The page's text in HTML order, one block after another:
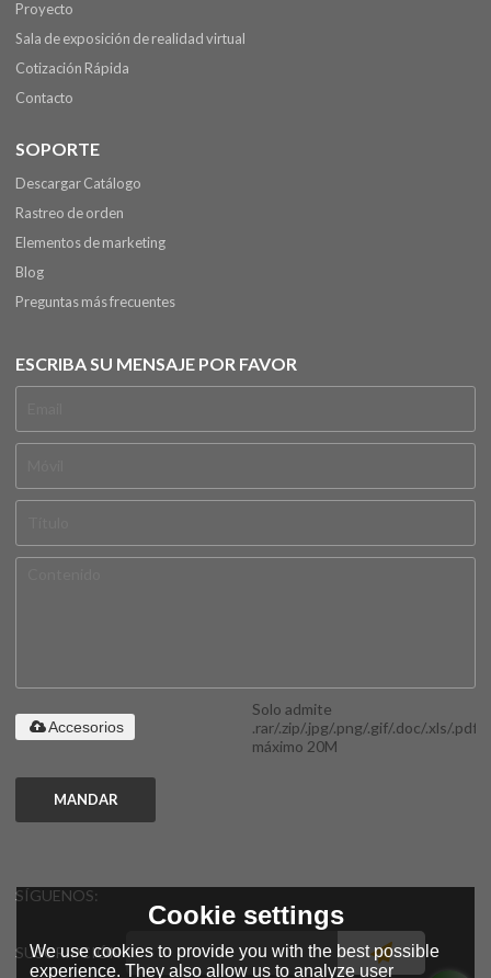
Proyecto
Sala de exposición de realidad virtual
Cotización Rápida
Contacto
SOPORTE
Descargar Catálogo
Rastreo de orden
Elementos de marketing
Blog
Preguntas más frecuentes
ESCRIBA SU MENSAJE POR FAVOR
Solo admite
.rar/.zip/.jpg/.png/.gif/.doc/.xls/.pdf,
máximo 20M
Accesorios
MANDAR
SÍGUENOS:
SUSCRIPCIÓN
Cookie settings
We use cookies to provide you with the best possible
experience. They also allow us to analyze user